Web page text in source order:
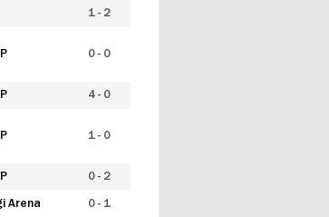
1 - 2
0 - 0
4 - 0
1 - 0
0 - 2
Arena 0 - 1